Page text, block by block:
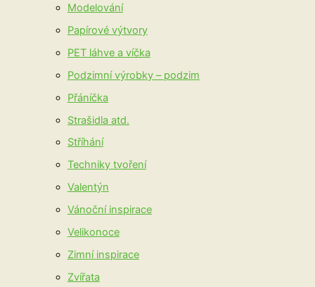
Modelování
Papírové výtvory
PET láhve a víčka
Podzimní výrobky – podzim
Přáníčka
Strašidla atd.
Stříhání
Techniky tvoření
Valentýn
Vánoční inspirace
Velikonoce
Zimní inspirace
Zvířata